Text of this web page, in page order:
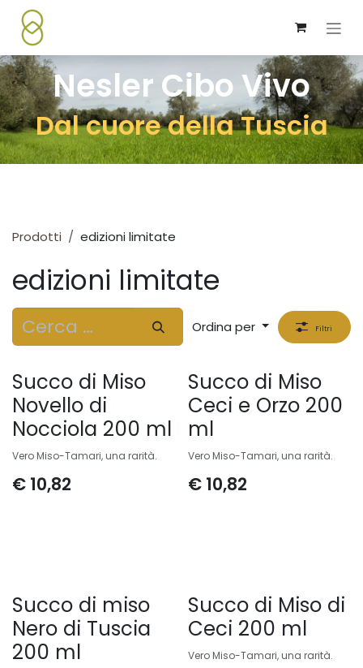
Passa al contenuto
Nesler Cibo Vivo
Dal cuore della Tuscia
Prodotti edizioni limitate
edizioni limitate
Ordina per Filtri
Succo di Miso
Novello di
Nocciola 200 ml
Vero Miso-Tamari, una rarità.
€ 10,82
Succo di Miso
Ceci e Orzo 200
ml
Vero Miso-Tamari, una rarità.
€ 10,82
Succo di miso
Nero di Tuscia
200 ml
Succo di Miso di
Ceci 200 ml
Vero Miso-Tamari, una rarità.